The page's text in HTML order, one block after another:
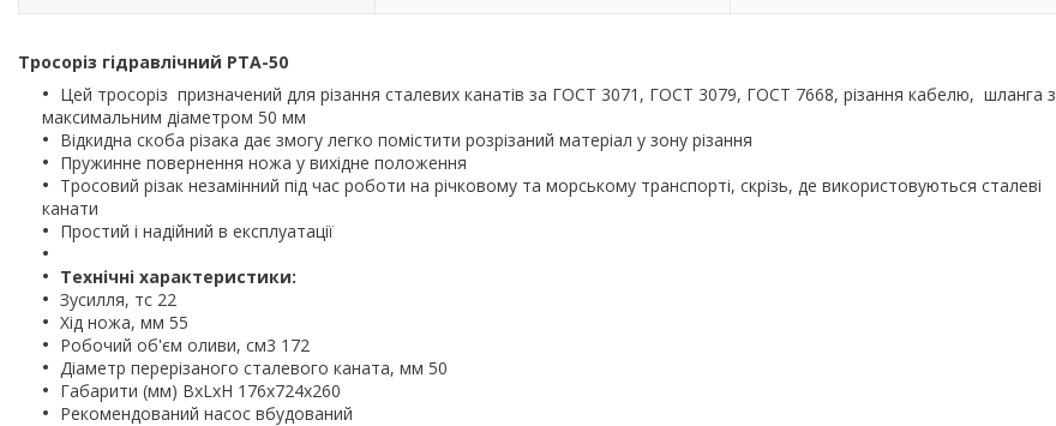
Тросоріз гідравлічний РТА-50
Цей тросоріз призначений для різання сталевих канатів за ГОСТ 3071, ГОСТ 3079, ГОСТ 7668, різання кабелю, шланга з
максимальним діаметром 50 мм
Відкидна скоба різака дає змогу легко помістити розрізаний матеріал у зону різання
Пружинне повернення ножа у вихідне положення
Тросовий різак незамінний під час роботи на річковому та морському транспорті, скрізь, де використовуються сталеві
канати
Простий і надійний в експлуатації
Технічні характеристики:
Зусилля, тс 22
Хід ножа, мм 55
Робочий об'єм оливи, см3 172
Діаметр перерізаного сталевого каната, мм 50
Габарити (мм) BxLxH 176х724х260
Рекомендований насос вбудований